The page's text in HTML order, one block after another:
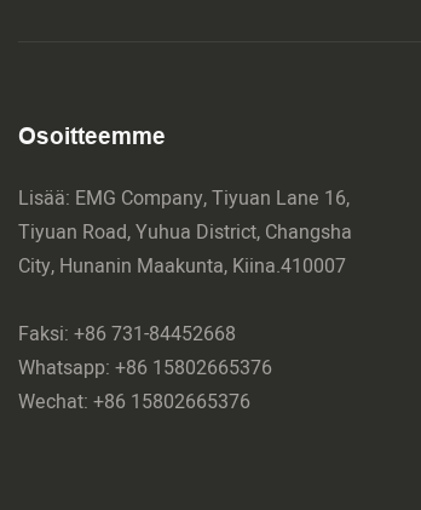
Osoitteemme
Lisää: EMG Company, Tiyuan Lane 16,
Tiyuan Road, Yuhua District, Changsha
City, Hunanin Maakunta, Kiina.410007
Faksi: +86 731-84452668
Whatsapp: +86 15802665376
Wechat: +86 15802665376